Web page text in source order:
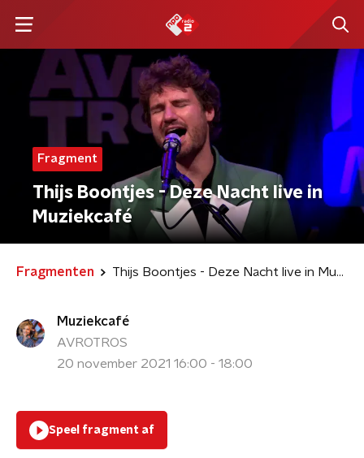
Fragment
Thijs Boontjes - Deze Nacht live in
Muziekcafé
Fragmenten Thijs Boontjes - Deze Nacht live in Muziekcafé
Muziekcafé
AVROTROS
20 november 2021 16:00 - 18:00
Speel fragment af